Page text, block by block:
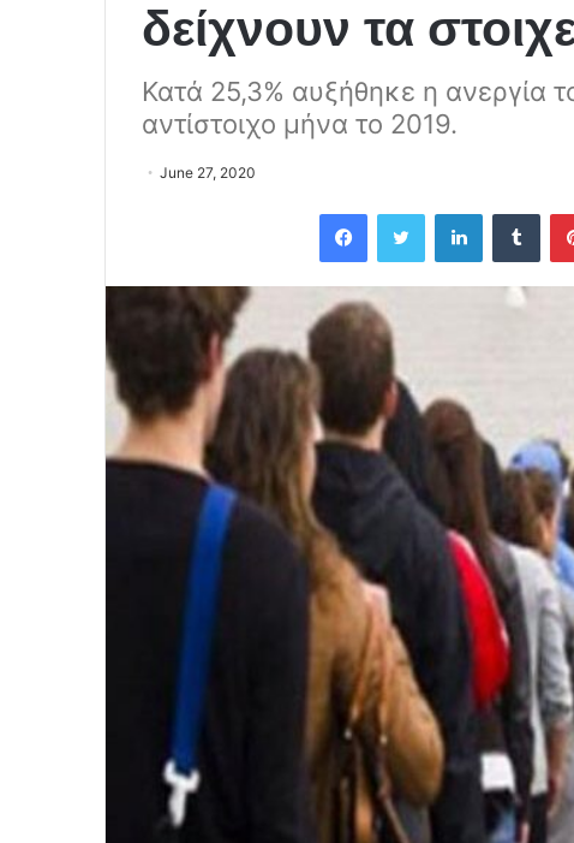
δείχνουν τα
Κατά 25,3% αυξήθηκε η ανεργία
αντίστοιχο μήνα το 2019.
June 27, 2020